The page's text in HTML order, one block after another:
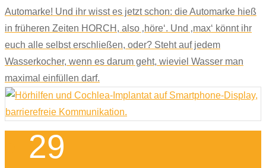
Automarke! Und ihr wisst es jetzt schon: die Automarke hieß
in früheren Zeiten HORCH, also ‚höre‘. Und ‚max‘ könnt ihr
euch alle selbst erschließen, oder? Steht auf jedem
Wasserkocher, wenn es darum geht, wieviel Wasser man
maximal einfüllen darf.
29